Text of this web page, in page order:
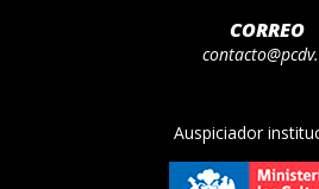
CORREO
Auspiciador